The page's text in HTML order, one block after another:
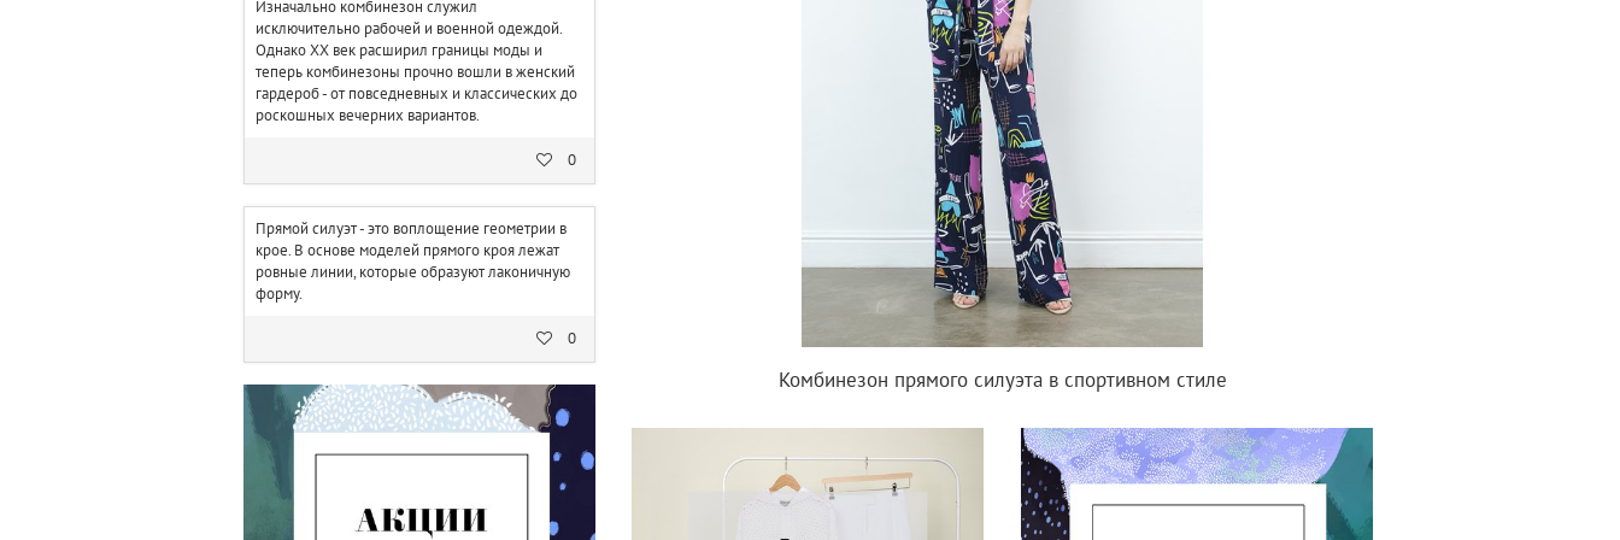
Комбинезон прямого силуэта в спортивном стиле
Изначально комбинезон служил
исключительно рабочей и военной одеждой.
Однако ХХ век расширил границы моды и
теперь комбинезоны прочно вошли в женский
гардероб - от повседневных и классических до
роскошных вечерних вариантов.
0
Прямой силуэт - это воплощение геометрии в
крое. В основе моделей прямого кроя лежат
ровные линии, которые образуют лаконичную
форму.
0